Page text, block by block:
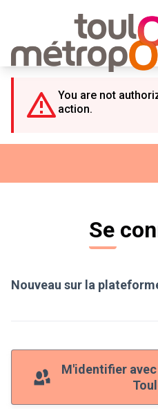
You are not
action.
Se
Nouveau sur la
M'identifier